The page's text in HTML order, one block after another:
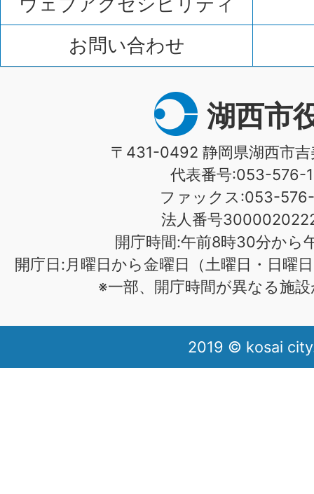
お問い合わせ
湖西市
〒431-0492 静岡県湖西市
代表番号:053-576-
ファックス:053-576-
法人番号
開庁時間:午前8時30分から
開庁日:月曜日から金曜日（土曜日・日曜
※一部、開庁時間が異なる施
2019 © kosai